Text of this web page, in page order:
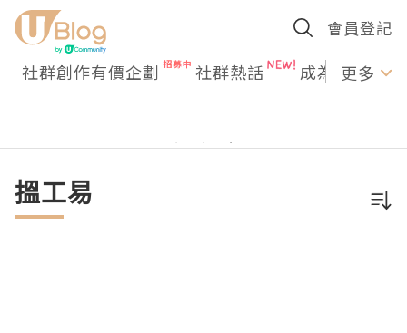
會員登記
社群創作有價企劃 社群熱話 成為U更多
搵工易